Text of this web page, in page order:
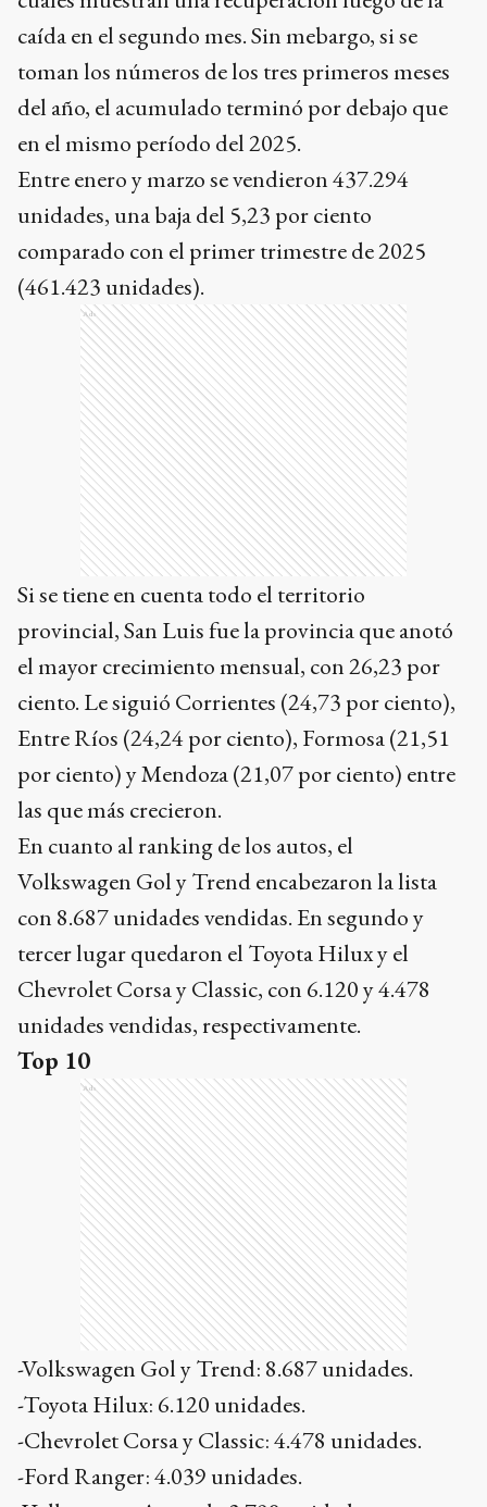
caída en el segundo mes. Sin mebargo, si se
toman los números de los tres primeros meses
del año, el acumulado terminó por debajo que
en el mismo período del 2025.
Entre enero y marzo se vendieron 437.294
unidades, una baja del 5,23 por ciento
comparado con el primer trimestre de 2025
(461.423 unidades).
Ads
Si se tiene en cuenta todo el territorio
provincial, San Luis fue la provincia que anotó
el mayor crecimiento mensual, con 26,23 por
ciento. Le siguió Corrientes (24,73 por ciento),
Entre Ríos (24,24 por ciento), Formosa (21,51
por ciento) y Mendoza (21,07 por ciento) entre
las que más crecieron.
En cuanto al ranking de los autos, el
Volkswagen Gol y Trend encabezaron la lista
con 8.687 unidades vendidas. En segundo y
tercer lugar quedaron el Toyota Hilux y el
Chevrolet Corsa y Classic, con 6.120 y 4.478
unidades vendidas, respectivamente.
Top 10
Ads
-Volkswagen Gol y Trend: 8.687 unidades.
-Toyota Hilux: 6.120 unidades.
-Chevrolet Corsa y Classic: 4.478 unidades.
-Ford Ranger: 4.039 unidades.